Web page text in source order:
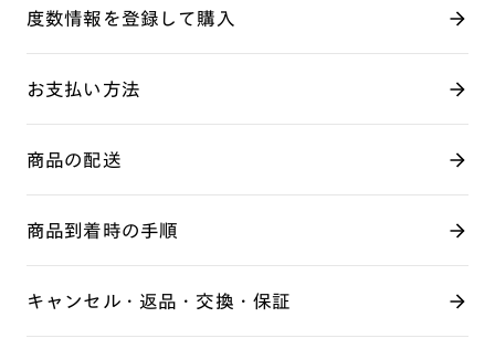
度数情報を登録して購入
お支払い方法
商品の配送
商品到着時の手順
キャンセル・返品・交換・保証